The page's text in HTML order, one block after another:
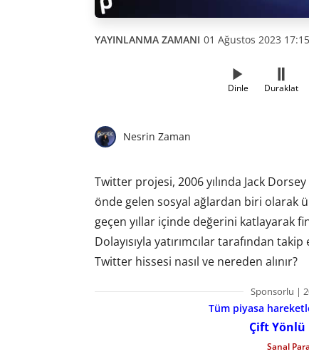
YAYINLANMA ZAMANI 01 Ağustos 2023 17:15
Dinle Duraklat
Nesrin Zaman
Twitter projesi, 2006 yılında Jack
önde gelen sosyal ağlardan biri olarak
geçen yıllar içinde değerini katlayarak
Dolayısıyla yatırımcılar tarafından
Twitter hissesi nasıl ve nereden alınır?
Sponsorlu |
Tüm piyasa
Çift Yönlü
Sanal